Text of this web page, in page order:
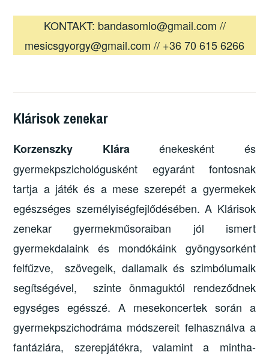
KONTAKT: bandasomlo@gmail.com //
mesicsgyorgy@gmail.com // +36 70 615 6266
Klárisok zenekar
Korzenszky Kláraénekesként és
gyermekpszichológusként egyaránt fontosnak
tartja a játék és a mese szerepét a gyermekek
egészséges személyiségfejlődésében. A Klárisok
zenekar gyermekműsoraiban jól ismert
gyermekdalaink és mondókáink gyöngysorként
felfűzve, szövegeik, dallamaik és szimbólumaik
segítségével, szinte önmaguktól rendeződnek
egységes egésszé. A mesekoncertek során a
gyermekpszichodráma módszereit felhasználva a
fantáziára, szerepjátékra, valamint a mintha-